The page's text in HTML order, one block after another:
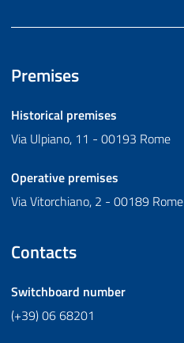
Premises
Historical premises
Via Ulpiano, 11 - 00193 Rome
Operative premises
Via Vitorchiano, 2 - 00189 Rome
Contacts
Switchboard number
(+39) 06 68201